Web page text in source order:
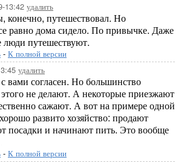
13:42 удалить
конечно, путешествовал. Но
равно дома сидело. По привычке. Даже
люди путешествуют.
- К полной версии
удалить
вами согласен. Но большинство
этого не делают. А некоторые приезжают
сажают. А вот на примере одной
развито хозяйство: продают
посадки и начинают пить. Это вообще
- К полной версии